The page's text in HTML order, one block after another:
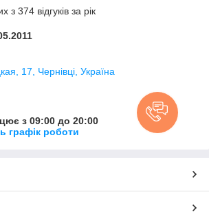
з 374 відгуків за рік
17, Чернівці, Україна
з 09:00 до 20:00
графік роботи